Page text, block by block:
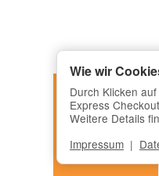
Wie wir
Durch Klicken
Express
Weitere Details
Impressum |